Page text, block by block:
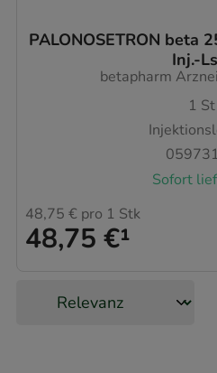
PALONOSETRON beta
Inj.-
betapharm
1 St
Sofort
48,75 €¹
48,75 € pro 1 Stk